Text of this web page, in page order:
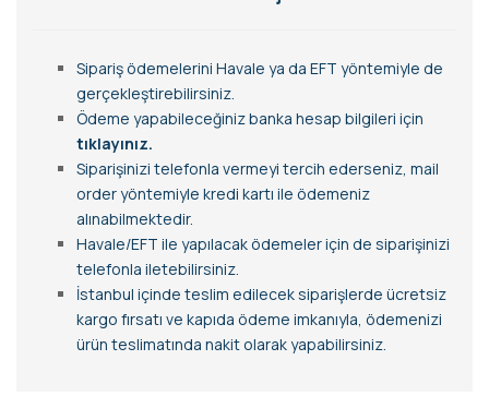
Sipariş ödemelerini Havale ya da EFT yöntemiyle de
gerçekleştirebilirsiniz.
Ödeme yapabileceğiniz banka hesap bilgileri için
tıklayınız.
Siparişinizi telefonla vermeyi tercih ederseniz, mail
order yöntemiyle kredi kartı ile ödemeniz
alınabilmektedir.
Havale/EFT ile yapılacak ödemeler için de siparişinizi
telefonla iletebilirsiniz.
İstanbul içinde teslim edilecek siparişlerde ücretsiz
kargo fırsatı ve kapıda ödeme imkanıyla, ödemenizi
ürün teslimatında nakit olarak yapabilirsiniz.